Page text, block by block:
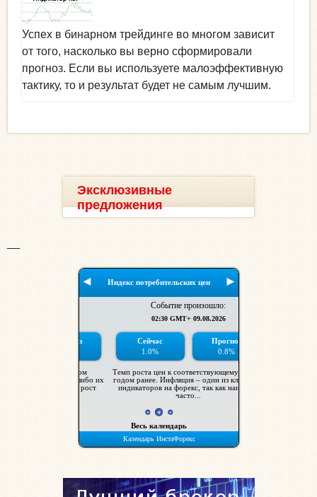
Успех в бинарном трейдинге во многом зависит
от того, насколько вы верно сформировали
прогноз. Если вы используете малоэффективную
тактику, то и результат будет не самым лучшим.
Эксклюзивные
предложения